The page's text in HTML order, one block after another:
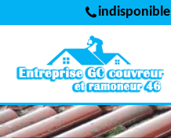
indisponible